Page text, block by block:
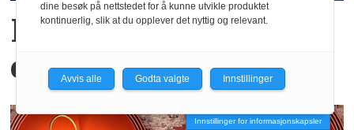
Hva er egentlig KI-
effekten i Oljefondet?
Innstillinger for informasjonskapsler
dine besøk på nettstedet for å kunne utvikle produktet
kontinuerlig, slik at du opplever det nyttig og relevant.
Avvis alle Godta valgte Innstillinger